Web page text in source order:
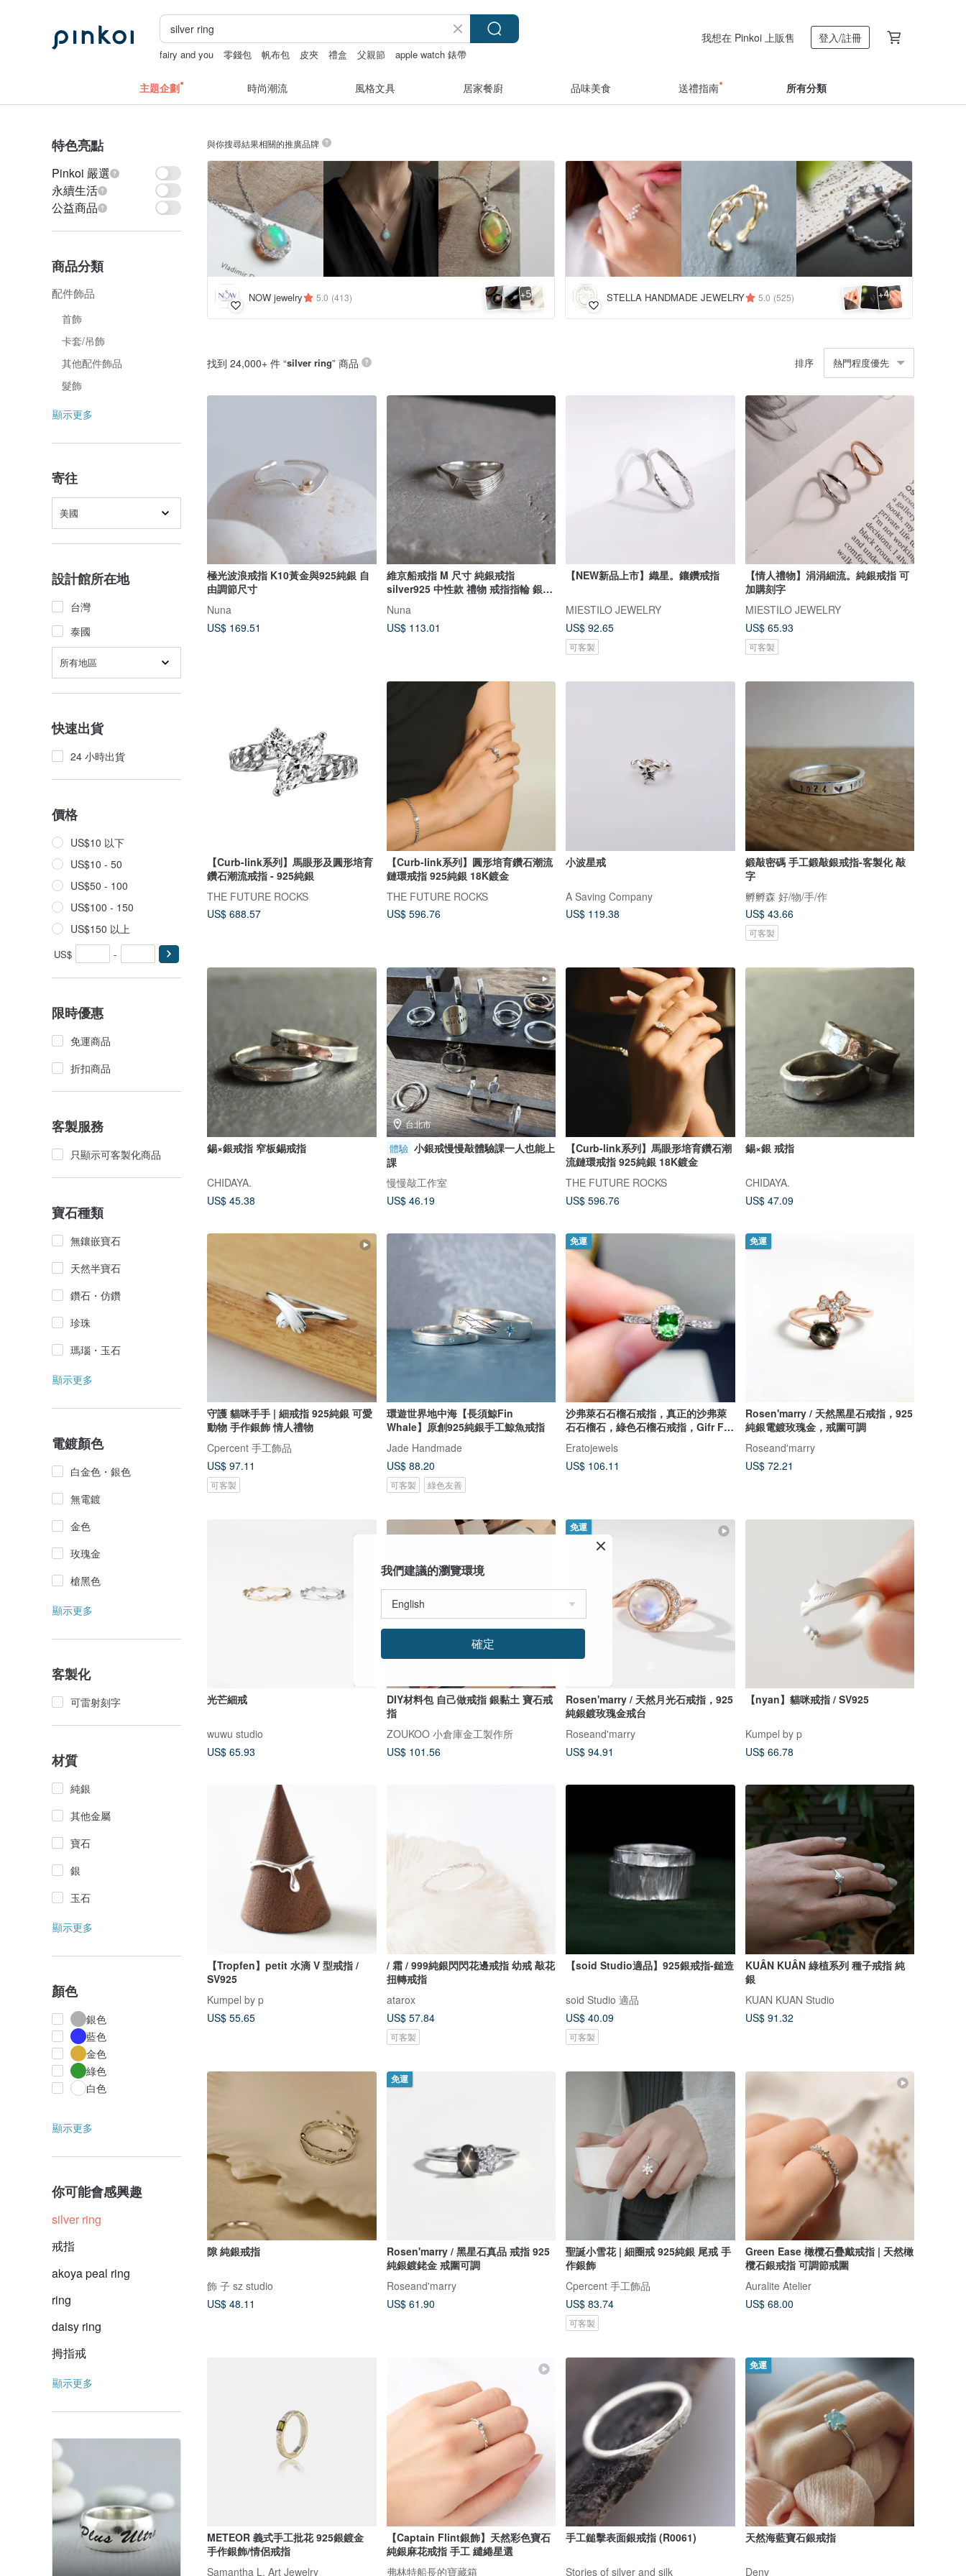
fairy and you 零錢包 帆布包 皮夾 禮盒 父親節
apple watch 錶帶
我想在 Pinkoi 上販售 登入/註冊
主題企劃 時尚潮流 風格文具 居家餐廚 品味美食 送禮指南 所有分類
特色亮點
Pinkoi 嚴選
永續生活
公益商品
商品分類
配件飾品
首飾
卡套/吊飾
其他配件飾品
髮飾
顯示更多
寄往
美國
設計館所在地
台灣
泰國
所有地區
快速出貨
24 小時出貨
價格
US$10 以下
US$10 - 50
US$50 - 100
US$100 - 150
US$150 以上
US$ -
限時優惠
免運商品
折扣商品
客製服務
只顯示可客製化商品
寶石種類
無鑲嵌寶石
天然半寶石
鑽石・仿鑽
珍珠
瑪瑙・玉石
顯示更多
電鍍顏色
白金色・銀色
無電鍍
金色
玫瑰金
槍黑色
顯示更多
客製化
可雷射刻字
材質
純銀
其他金屬
寶石
銀
玉石
顯示更多
顏色
銀色
藍色
金色
綠色
白色
顯示更多
你可能會感興趣
silver ring
戒指
akoya peal ring
ring
daisy ring
拇指戒
顯示更多
與你搜尋結果相關的推廣品牌
NOW jewelry 5.0 (413) +5 STELLA HANDMADE JEWELRY 5.0 (525) +4
找到 24,000+ 件 “silver ring” 商品 排序 熱門程度優先
極光波浪戒指 K10黃金與925純銀 自
由調節尺寸
Nuna
US$ 169.51
維京船戒指 M 尺寸 純銀戒指
silver925 中性款 禮物 戒指指輪 銀飾
贈禮
Nuna
US$ 113.01
【NEW新品上市】織星。鑲鑽戒指
MIESTILO JEWELRY
US$ 92.65
可客製
【情人禮物】涓涓細流。純銀戒指 可
加購刻字
MIESTILO JEWELRY
US$ 65.93
可客製
【Curb-link系列】馬眼形及圓形培育
鑽石潮流戒指 - 925純銀
THE FUTURE ROCKS
US$ 688.57
【Curb-link系列】圓形培育鑽石潮流
鏈環戒指 925純銀 18K鍍金
THE FUTURE ROCKS
US$ 596.76
小波星戒
A Saving Company
US$ 119.38
鍛敲密碼 手工鍛敲銀戒指-客製化 敲
字
孵孵森 好/物/手/作
US$ 43.66
可客製
錫×銀戒指 窄板錫戒指
CHIDAYA.
US$ 45.38
台北市
體驗 小銀戒慢慢敲體驗課一人也能上
課
慢慢敲工作室
US$ 46.19
【Curb-link系列】馬眼形培育鑽石潮
流鏈環戒指 925純銀 18K鍍金
THE FUTURE ROCKS
US$ 596.76
錫×銀 戒指
CHIDAYA.
US$ 47.09
守護 貓咪手手 | 細戒指 925純銀 可愛
動物 手作銀飾 情人禮物
Cpercent 手工飾品
US$ 97.11
可客製
環遊世界地中海【長須鯨Fin
Whale】原創925純銀手工鯨魚戒指
Jade Handmade
US$ 88.20
可客製 綠色友善
免運
沙弗萊石石榴石戒指，真正的沙弗萊
石石榴石，綠色石榴石戒指，Gifr For
Her
Eratojewels
US$ 106.11
免運
Rosen'marry / 天然黑星石戒指，925
純銀電鍍玫瑰金，戒圍可調
Roseand'marry
US$ 72.21
光芒細戒
wuwu studio
US$ 65.93
DIY材料包 自己做戒指 銀黏土 寶石戒
指
ZOUKOO 小倉庫金工製作所
US$ 101.56
免運
Rosen'marry / 天然月光石戒指，925
純銀鍍玫瑰金戒台
Roseand'marry
US$ 94.91
【nyan】貓咪戒指 / SV925
Kumpel by p
US$ 66.78
【Tropfen】petit 水滴 V 型戒指 /
SV925
Kumpel by p
US$ 55.65
/ 霜 / 999純銀閃閃花邊戒指 幼戒 敲花
扭轉戒指
atarox
US$ 57.84
可客製
【soid Studio適品】925銀戒指-鎚造
soid Studio 適品
US$ 40.09
可客製
KUÂN KUÂN 綠植系列 種子戒指 純
銀
KUAN KUAN Studio
US$ 91.32
隙 純銀戒指
飾 子 sz studio
US$ 48.11
免運
Rosen'marry / 黑星石真品 戒指 925
純銀鍍銠金 戒圍可調
Roseand'marry
US$ 61.90
聖誕小雪花 | 細圈戒 925純銀 尾戒 手
作銀飾
Cpercent 手工飾品
US$ 83.74
可客製
Green Ease 橄欖石疊戴戒指 | 天然橄
欖石銀戒指 可調節戒圍
Auralite Atelier
US$ 68.00
METEOR 義式手工批花 925銀鍍金
手作銀飾/情侶戒指
Samantha L. Art Jewelry
【Captain Flint銀飾】天然彩色寶石
純銀麻花戒指 手工 繾綣星選
弗林特船長的寶藏箱
手工鎚擊表面銀戒指 (R0061)
Stories of silver and silk
免運
天然海藍寶石銀戒指
Denv
我們建議的瀏覽環境
確定